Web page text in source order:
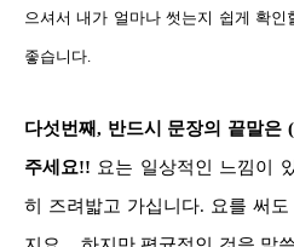
으셔서 내가 얼마나 썻는지 쉽게 확
좋습니다.
다섯번째, 반드시 문장의 끝말은
주세요!! 요는 일상적인 느낌이
히 즈려밟고 가십니다. 요를 써